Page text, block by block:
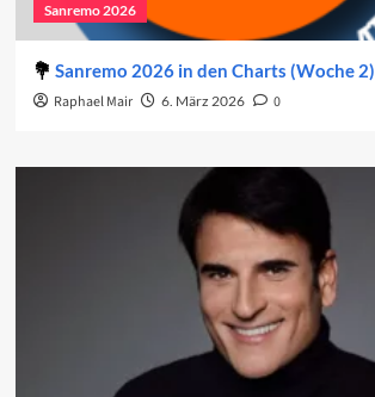
Sanremo 2026
Sanremo 2026 in den Charts (Woche 2)
Raphael Mair 6. März 2026 0